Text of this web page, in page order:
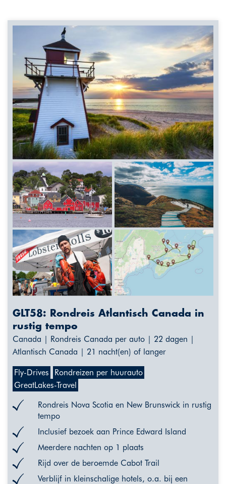
GLT58: Rondreis Atlantisch Canada in
rustig tempo
Canada | Rondreis Canada per auto | 22 dagen |
Atlantisch Canada | 21 nacht(en) of langer
Fly-Drives
Rondreizen per huurauto
GreatLakes-Travel
Rondreis Nova Scotia en New Brunswick in rustig
tempo
Inclusief bezoek aan Prince Edward Island
Meerdere nachten op 1 plaats
Rijd over de beroemde Cabot Trail
Verblijf in kleinschalige hotels, o.a. bij een